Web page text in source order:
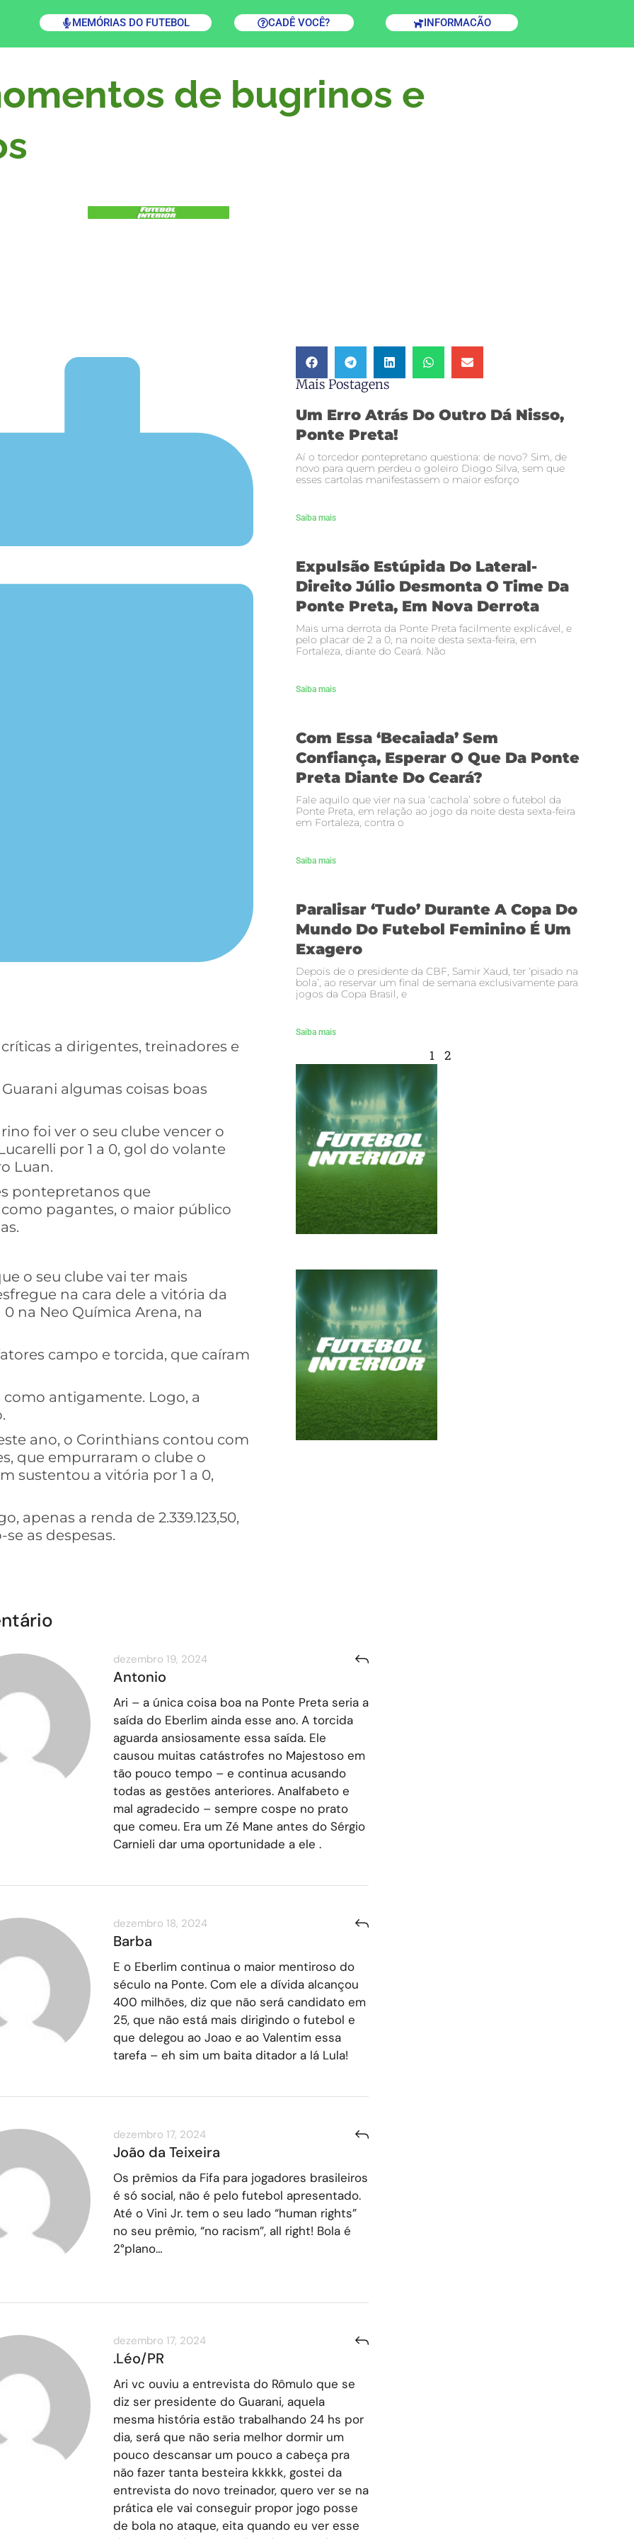
MEMÓRIAS DO FUTEBOL CADÊ VOCÊ? INFORMACÃO
de bugrinos e
a dirigentes, treinadores e
algumas coisas boas
foi ver o seu clube vencer o
por 1 a 0, gol do volante
Luan.
pontepretanos que
como pagantes, o maior público
o seu clube vai ter mais
na cara dele a vitória da
na Neo Química Arena, na
campo e torcida, que caíram
antigamente. Logo, a
ano, o Corinthians contou com
que empurraram o clube o
sustentou a vitória por 1 a 0,
apenas a renda de 2.339.123,50,
as despesas.
Mais Postagens
Um Erro Atrás Do Outro Dá Nisso,
Ponte Preta!
Aí o torcedor pontepretano questiona: de novo? Sim, de
novo para quem perdeu o goleiro Diogo Silva, sem que
esses cartolas manifestassem o maior esforço
Saiba mais
Expulsão Estúpida Do Lateral-
Direito Júlio Desmonta O Time Da
Ponte Preta, Em Nova Derrota
Mais uma derrota da Ponte Preta facilmente explicável, e
pelo placar de 2 a 0, na noite desta sexta-feira, em
Fortaleza, diante do Ceará. Não
Saiba mais
Com Essa ‘becaiada’ Sem
Confiança, Esperar O Que Da Ponte
Preta Diante Do Ceará?
Fale aquilo que vier na sua ‘cachola’ sobre o futebol da
Ponte Preta, em relação ao jogo da noite desta sexta-feira
em Fortaleza, contra o
Saiba mais
Paralisar ‘tudo’ Durante A Copa Do
Mundo Do Futebol Feminino É Um
Exagero
Depois de o presidente da CBF, Samir Xaud, ter ‘pisado na
bola’, ao reservar um final de semana exclusivamente para
jogos da Copa Brasil, e
Saiba mais
1 2
dezembro 19, 2024
Antonio
Ari – a única coisa boa na Ponte Preta seria a
saída do Eberlim ainda esse ano. A torcida
aguarda ansiosamente essa saída. Ele
causou muitas catástrofes no Majestoso em
tão pouco tempo – e continua acusando
todas as gestões anteriores. Analfabeto e
mal agradecido – sempre cospe no prato
que comeu. Era um Zé Mane antes do Sérgio
Carnieli dar uma oportunidade a ele .
dezembro 18, 2024
Barba
E o Eberlim continua o maior mentiroso do
século na Ponte. Com ele a dívida alcançou
400 milhões, diz que não será candidato em
25, que não está mais dirigindo o futebol e
que delegou ao Joao e ao Valentim essa
tarefa – eh sim um baita ditador a lá Lula!
dezembro 17, 2024
João da Teixeira
Os prêmios da Fifa para jogadores brasileiros
é só social, não é pelo futebol apresentado.
Até o Vini Jr. tem o seu lado “human rights”
no seu prêmio, “no racism”, all right! Bola é
2°plano…
dezembro 17, 2024
.Léo/PR
Ari vc ouviu a entrevista do Rômulo que se
diz ser presidente do Guarani, aquela
mesma história estão trabalhando 24 hs por
dia, será que não seria melhor dormir um
pouco descansar um pouco a cabeça pra
não fazer tanta besteira kkkkk, gostei da
entrevista do novo treinador, quero ver se na
prática ele vai conseguir propor jogo posse
de bola no ataque, eita quando eu ver esse